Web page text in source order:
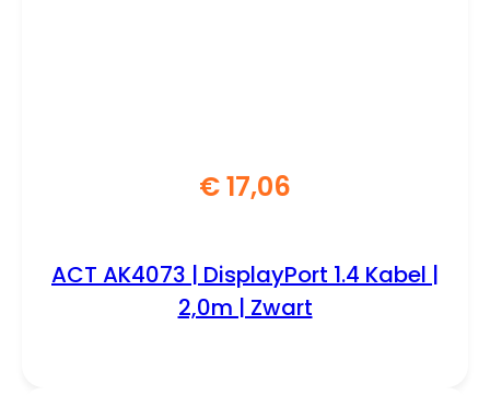
€17,06
ACT AK4073 | DisplayPort 1.4 Kabel |
2,0m | Zwart